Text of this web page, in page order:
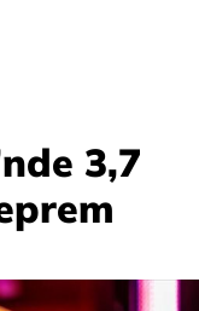
3,7